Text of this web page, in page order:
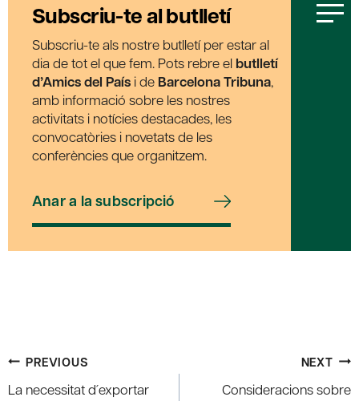
Subscriu-te al butlletí
Subscriu-te als nostre butlletí per estar al
dia de tot el que fem. Pots rebre el butlletí
d’Amics del País i de Barcelona Tribuna,
amb informació sobre les nostres
activitats i notícies destacades, les
convocatòries i novetats de les
conferències que organitzem.
Anar a la subscripció
Post
navigation
PREVIOUS
La necessitat d´exportar
NEXT
Consideracions sobre